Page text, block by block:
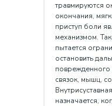
травмируются
окончания,
приступ боли
механизмом.
пытается
остановить
поврежденного
связок, мышц,
назначается,